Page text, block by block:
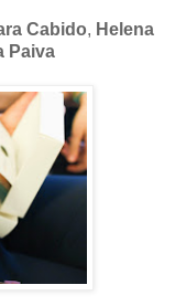
Cabido, Helena
Paiva